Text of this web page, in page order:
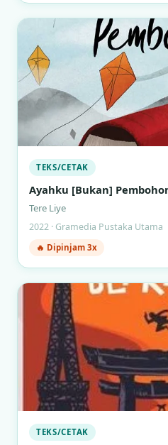
TEKS/CETAK
Ayahku [Bukan]
Tere Liye
2022 · Gramedia Pustaka Utama
🔥 Dipinjam 3x
TEKS/CETAK